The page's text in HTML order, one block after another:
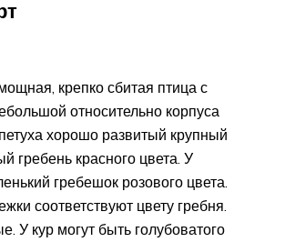
крепко сбитая птица с
относительно корпуса
хорошо развитый крупный
гребень красного цвета. У
гребешок розового цвета.
соответствуют цвету гребня.
У кур могут быть голубоватого